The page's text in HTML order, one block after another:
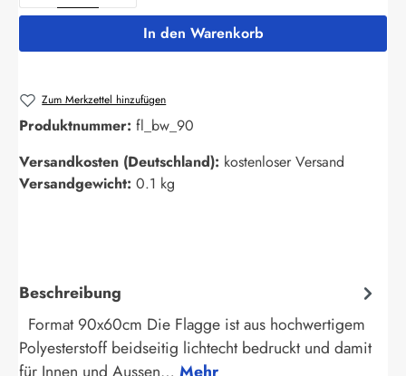
In den Warenkorb
Zum Merkzettel hinzufügen
Produktnummer: fl_bw_90
Versandkosten (Deutschland): kostenloser Versand
Versandgewicht: 0.1 kg
Beschreibung
Format 90x60cm Die Flagge ist aus hochwertigem
Polyesterstoff beidseitig lichtecht bedruckt und damit